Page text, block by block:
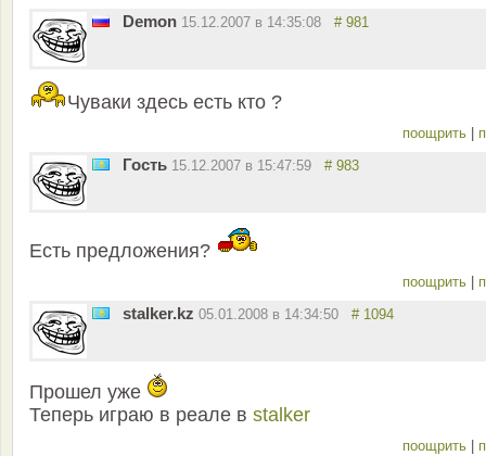
Demon 15.12.2007 в 14:35:08 # 981
Чуваки здесь есть кто ?
поощрить
Гость 15.12.2007 в 15:47:59 # 983
Есть предложения?
поощрить
stalker.kz 05.01.2008 в 14:34:50 # 1094
Прошел уже
Теперь играю в реале в stalker
поощрить